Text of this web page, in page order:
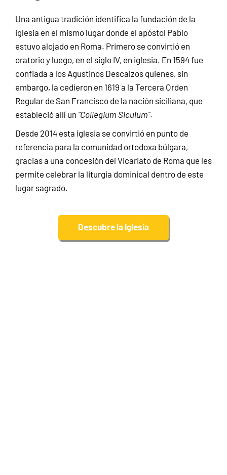
Una antigua tradición identifica la fundación de la
iglesia en el mismo lugar donde el apóstol Pablo
estuvo alojado en Roma. Primero se convirtió en
oratorio y luego, en el siglo IV, en iglesia. En 1594 fue
confiada a los Agustinos Descalzos quienes, sin
embargo, la cedieron en 1619 a la Tercera Orden
Regular de San Francisco de la nación siciliana, que
estableció allí un “Collegium Siculum”.
Desde 2014 esta iglesia se convirtió en punto de
referencia para la comunidad ortodoxa búlgara,
gracias a una concesión del Vicariato de Roma que les
permite celebrar la liturgia dominical dentro de este
lugar sagrado.
Descubre la Iglesia